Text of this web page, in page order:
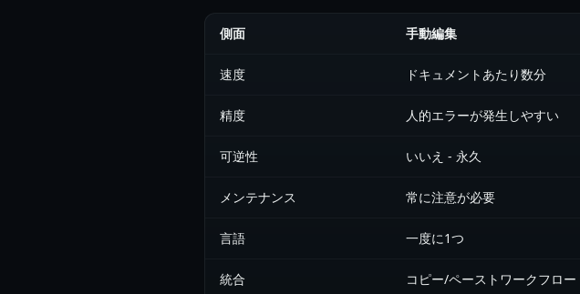
側面 手動編集
速度 ドキュメントあたり数分
精度 人的エラーが発生しやすい
可逆性 いいえ - 永久
メンテナンス 常に注意が必要
言語 一度に1つ
統合 コピー/ペーストワークフロー